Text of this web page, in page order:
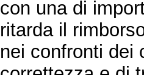
con una di
ritarda il
nei confronti dei